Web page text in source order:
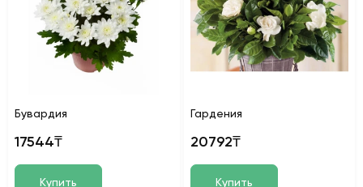
Бувардия
17544₸
Купить
Гардения
20792₸
Купить